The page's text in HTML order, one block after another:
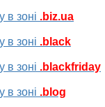
в зоні .biz.ua
в зоні .black
в зоні .blackfriday
в зоні .blog